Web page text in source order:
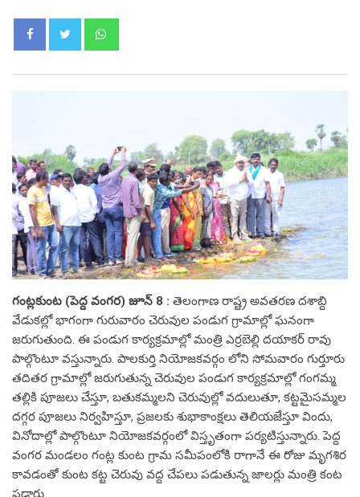
గంట్లకుంట (పెద్ద వంగర) జూన్ 8 : తెలంగాణ రాష్ట్ర అవతరణ దశాబ్ది
వేడుకల్లో భాగంగా గురువారం చెరువుల పండుగ గ్రామాల్లో ఘనంగా
జరుగుతుంది. ఈ పండుగ కార్యక్రమాల్లో మంత్రి ఎర్రబెల్లి దయాకర్ రావు
పాల్గొంటూ వస్తున్నారు. పాలకుర్తి నియోజకవర్గం లోని సోమవారం గుర్తూరు
తదితర గ్రామాల్లో జరుగుతున్న చెరువుల పండుగ కార్యక్రమాల్లో గంగమ్మ
తల్లికి పూజలు చేస్తూ, బతుకమ్మలని చెరువుల్లో వదులుతూ, కట్టమైసమ్మల
దగ్గర పూజలు నిర్వహిస్తూ, ప్రజలకు శుభాకాంక్షలు తెలియజేస్తూ విందు,
వినోదాల్లో పాల్గొంటూ నియోజకవర్గంలో విస్తృతంగా పర్యటిస్తున్నారు. పెద్ద
వంగర మండలం గంట్ల కుంట గ్రామ సమీపంలోకి రాగానే ఈ రోజు మృగశిర
కావడంతో కుంట కట్ట చెరువు వద్ద చేపలు పడుతున్న జాలర్లు మంత్రి కంట
పడ్డారు.